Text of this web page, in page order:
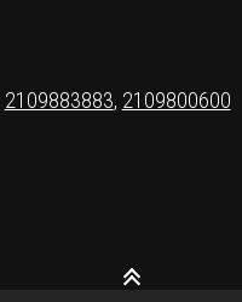
2109883883, 2109800600